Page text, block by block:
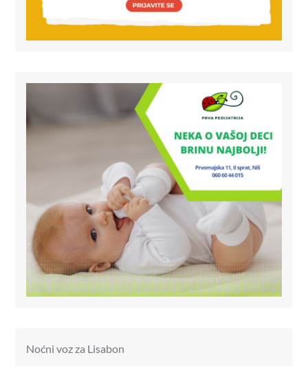
Noćni voz za Lisabon